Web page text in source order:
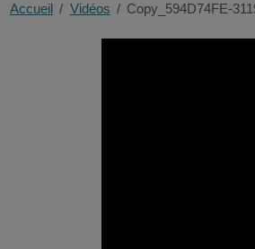
Accueil Vidéos Copy_594D74FE-